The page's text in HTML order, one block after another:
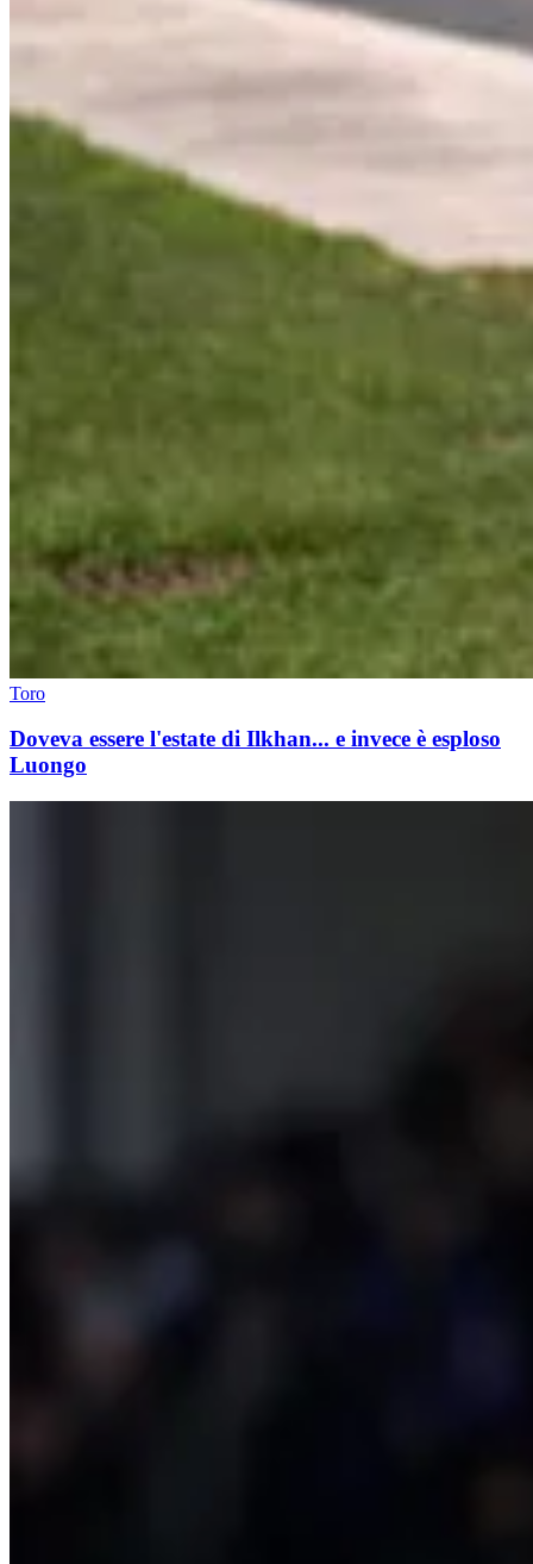
Toro
Doveva essere l'estate di Ilkhan... e invece è esploso
Luongo